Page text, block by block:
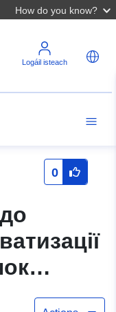
How do you know?
Logáil isteach
0